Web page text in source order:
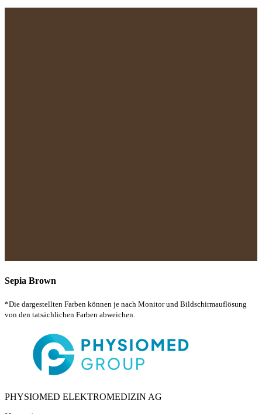
Sepia Brown
*Die dargestellten Farben können je nach Monitor und Bildschirmauflösung
von den tatsächlichen Farben abweichen.
PHYSIOMED ELEKTROMEDIZIN AG